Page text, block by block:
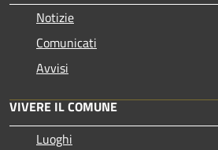
Notizie
Comunicati
Avvisi
VIVERE IL COMUNE
Luoghi